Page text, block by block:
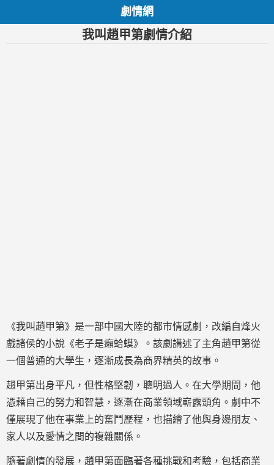
劇情網
我叫趙甲第劇情介紹
《我叫趙甲第》是一部中國大陸的都市情感劇，改編自烽火
戲諸侯的小說《老子是癩蛤蟆》。該劇講述了主角趙甲第從
一個普通的大學生，逐漸成長為商界精英的故事。
趙甲第出身平凡，但性格堅韌，聰明過人。在大學期間，他
憑藉自己的努力和智慧，逐漸在商業領域嶄露頭角。劇中不
僅展現了他在事業上的奮鬥歷程，也描繪了他與身邊朋友、
家人以及愛情之間的複雜關係。
隨著劇情的發展，趙甲第面臨著各種挑戰和考驗，包括商業